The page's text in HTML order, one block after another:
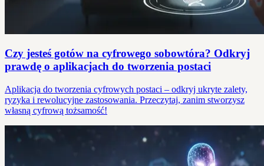
Czy jesteś gotów na cyfrowego sobowtóra? Odkryj
prawdę o aplikacjach do tworzenia postaci
Aplikacja do tworzenia cyfrowych postaci – odkryj ukryte zalety,
ryzyka i rewolucyjne zastosowania. Przeczytaj, zanim stworzysz
własną cyfrową tożsamość!